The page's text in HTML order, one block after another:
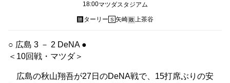
18:00マツダスタジアム
勝 ターリー S 矢崎敗上茶谷
○ 広島 3 － 2 DeNA ●
＜10回戦・マツダ＞
広島の秋山翔吾が27日のDeNA戦で、15打席ぶりの安